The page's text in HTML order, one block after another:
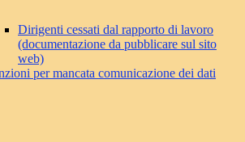
Dirigenti cessati dal rapporto di lavoro
(documentazione da pubblicare sul sito
web)
per mancata comunicazione dei dati